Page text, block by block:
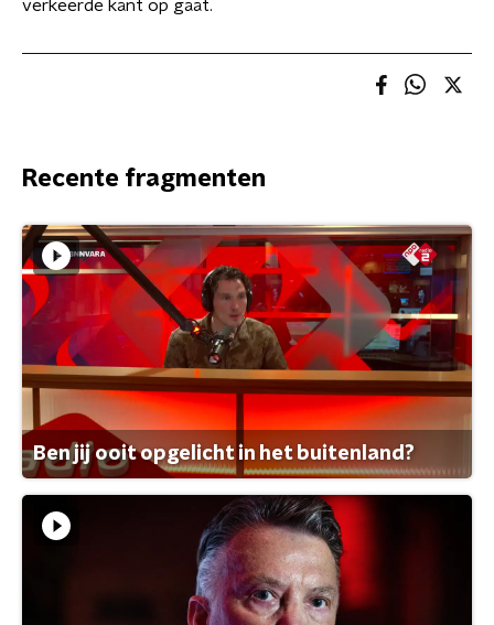
verkeerde kant op gaat.
Recente fragmenten
Ben jij ooit opgelicht in het buitenland?